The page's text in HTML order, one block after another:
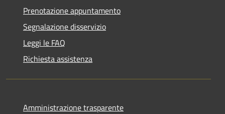
Prenotazione appuntamento
Segnalazione disservizio
Leggi le FAQ
Richiesta assistenza
Amministrazione trasparente